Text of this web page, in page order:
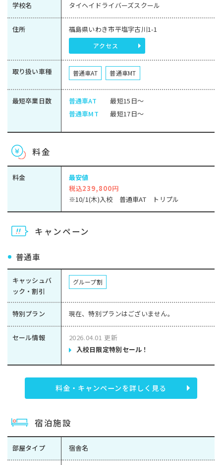
学校名 タイヘイドライバーズスクール
住所 福島県いわき市平塩字古川1-1
アクセス
取り扱い車種 普通車AT 普通車MT
最短卒業日数 普通車AT
最短15日～
普通車MT
最短17日～
料金
料金
最安値
税込239,800円
※10/1(木)入校 普通車AT トリプル
キャンペーン
普通車
キャッシュバ
ック・割引
グループ割
特別プラン 現在、特別プランはございません。
セール情報
2026.04.01 更新
入校日限定特別セール！
料金・キャンペーンを詳しく見る
宿泊施設
部屋タイプ 宿舎名